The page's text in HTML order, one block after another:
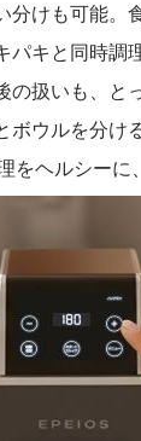
けも可能
キと同時
扱いも、
ウルを分け
をヘルシーに